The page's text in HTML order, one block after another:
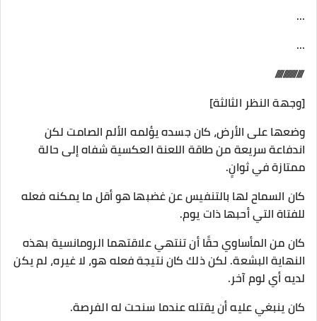
...
...
//////////////////
[وجهة النظر الثالثة]
وضعها على الأرض، كان جسده يؤلمه الألم الصامت لكن
اندفاعة سريعة من طاقة اللعنة العكسية شفاه إلى حالة
ممتازة في ثوانٍ.
كان السماح لها بالتنفيس عن غضبها هو أقل ما يمكنه فعله
للفتاة التي أحبها ذات يوم.
كان من المأساوي حقًا أن تنتهي علاقتهما الرومانسية بهذه
النهاية البشعة. لكن ذلك كان نتيجة فعله هو، لا غيره، لم يكن
لديه أي لوم آخر.
كان ينبغي عليه أن يقتله عندما سنحت له الفرصة.